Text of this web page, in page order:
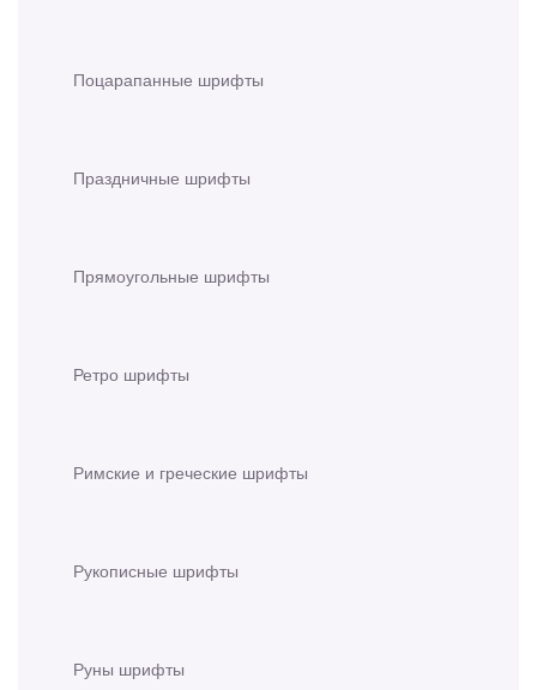
Поцарапанные шрифты
Праздничные шрифты
Прямоугольные шрифты
Ретро шрифты
Римские и греческие шрифты
Рукописные шрифты
Руны шрифты